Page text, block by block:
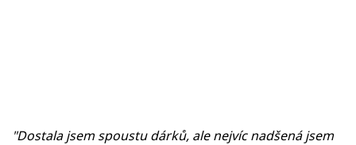
"Dostala jsem spoustu dárků, ale nejvíc nadšená jsem